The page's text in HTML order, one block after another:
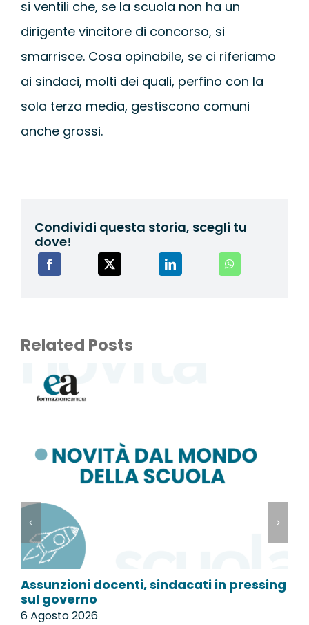
si ventili che, se la scuola non ha un
dirigente vincitore di concorso, si
smarrisce. Cosa opinabile, se ci riferiamo
ai sindaci, molti dei quali, perfino con la
sola terza media, gestiscono comuni
anche grossi.
Condividi questa storia, scegli tu
dove!
Related Posts
Assunzioni docenti, sindacati in pressing
sul governo
6 Agosto 2026